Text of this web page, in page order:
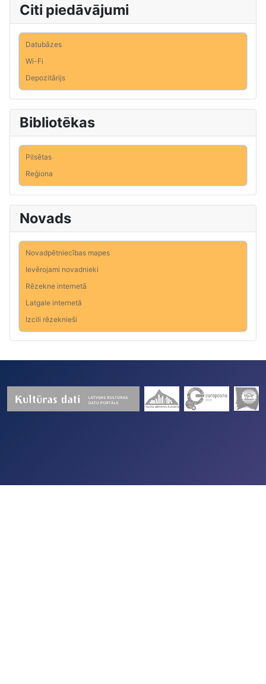
Citi piedāvājumi
Datubāzes
Wi-Fi
Depozitārijs
Bibliotēkas
Pilsētas
Reģiona
Novads
Novadpētniecības mapes
Ievērojami novadnieki
Rēzekne internetā
Latgale internetā
Izcili rēzeknieši